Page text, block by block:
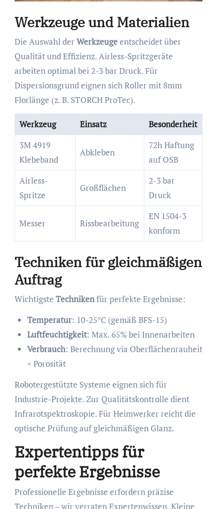
Werkzeuge und Materialien
Die Auswahl derWerkzeugeentscheidet über
Qualität und Effizienz. Airless-Spritzgeräte
arbeiten optimal bei 2-3 bar Druck. Für
Dispersionsgrund eignen sich Roller mit 8mm
Florlänge (z. B. STORCH ProTec).
Werkzeug Einsatz
Besonderheit
3M 4919
Klebeband
Abkleben
72h Haftung
auf OSB
Airless-
Spritze
Großflächen
2-3 bar
Druck
Messer Rissbearbeitung
EN 1504-3
konform
Techniken für gleichmäßigen
Auftrag
Wichtigste Technikenfür perfekte Ergebnisse:
Temperatur: 10-25°C (gemäß BFS-15)
Luftfeuchtigkeit: Max. 65% bei Innenarbeiten
Verbrauch: Berechnung via Oberflächenrauheit
× Porosität
Robotergestützte Systeme eignen sich für
Industrie-Projekte. Zur Qualitätskontrolle dient
Infrarotspektroskopie. Für Heimwerker reicht die
optische Prüfung auf gleichmäßigen Glanz.
Expertentipps für
perfekte Ergebnisse
Professionelle Ergebnisse erfordern präzise
Techniken – wir verraten Expertenwissen. Kleine